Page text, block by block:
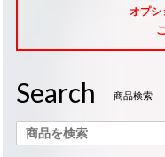
オプシ
Search 商品検索